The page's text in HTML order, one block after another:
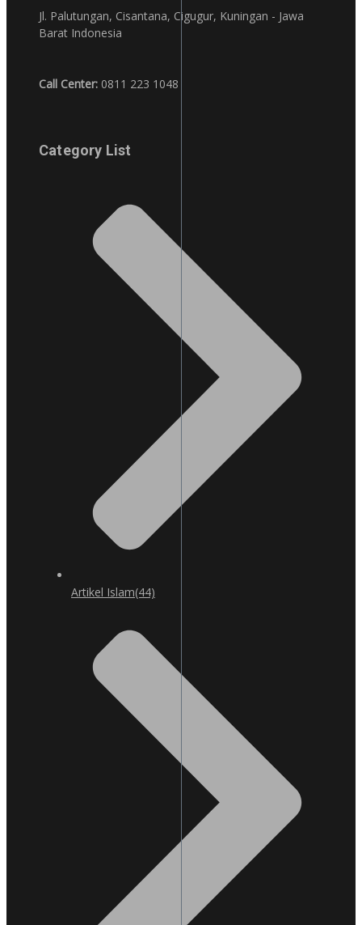
Jl. Palutungan, Cisantana, Cigugur, Kuningan - Jawa
Barat Indonesia
Call Center: 0811 223 1048
Category List
Artikel Islam(44)